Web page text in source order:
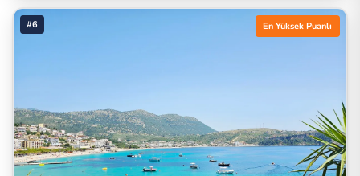
#6 En Yüksek Puanlı